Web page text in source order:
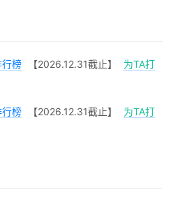
榜 【2026.12.31截止】
为TA打
榜 【2026.12.31截止】
为TA打